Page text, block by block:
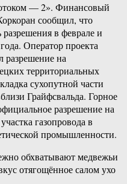
— 2». Финансовый
сообщил, что
в феврале и
Оператор проекта
разрешение на
территориальных
сухопутной части
Грайфсвальда. Горное
разрешение на
газопровода в
промышленности.
обхватывают медвежьи
отягощённое салом ухо